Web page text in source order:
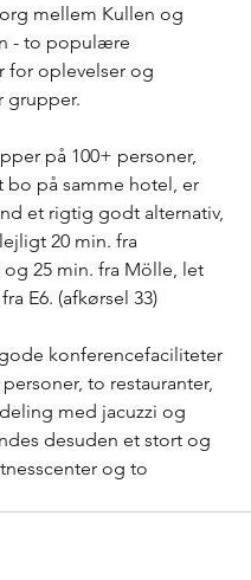
mellem Kullen og
- to populære
for oplevelser og
grupper.
på 100+ personer,
bo på samme hotel, er
et rigtig godt alternativ,
20 min. fra
25 min. fra Mölle, let
E6. (afkørsel 33)
konferencefaciliteter
to restauranter,
med jacuzzi og
desuden et stort og
og to